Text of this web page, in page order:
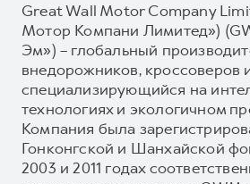
Great Wall Motor Company
Мотор Компани Лимитед»)
Эм») – глобальный
внедорожников, кроссоверов
специализирующийся на
технологиях и экологичном
Компания была
Гонконгской и Шанхайской
2003 и 2011 годах